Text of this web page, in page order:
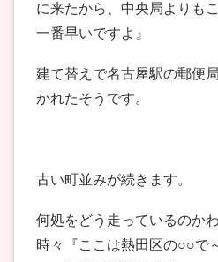
に来たから、中央局よりも
一番早いですよ』
建て替えで名古屋駅の郵便
かれたそうです。
古い町並みが続きます。
何処をどう走っているのか
時々『ここは熱田区の○○で